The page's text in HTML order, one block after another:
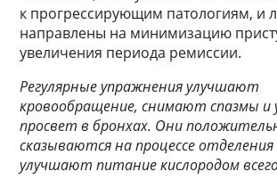
к прогрессирующим патологиям, и
направлены на минимизацию
увеличения периода ремиссии.
Регулярные упражнения улучшают
кровообращение, снимают спазмы и
просвет в бронхах. Они
сказываются на процессе
улучшают питание кислородом